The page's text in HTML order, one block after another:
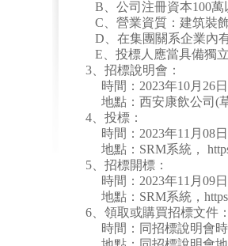
B、公司注冊資本100萬
C、營業資質：建筑裝
D、在集團關系企業內
E、投標人應當具備獨
3、招標說明會：
時間：2023年10月26日
地點：西安康飲公司(
4、投標：
時間：2023年11月08
地點：SRM系統，
5、招標開標：
時間：2023年11月09
地點：SRM系統，
6、領取或購買招標文件
時間：同招標說明會